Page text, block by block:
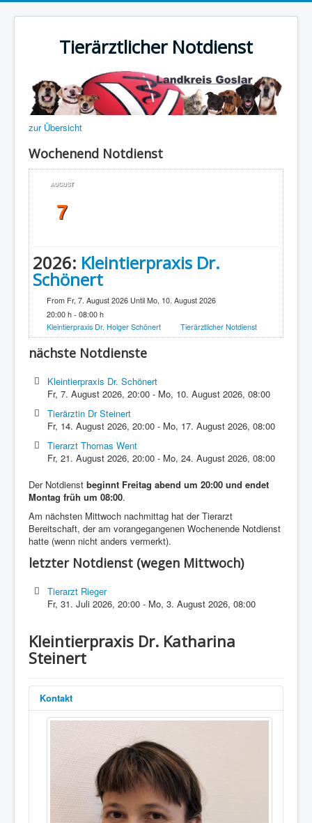
Tierärztlicher Notdienst
zur Übersicht
Wochenend Notdienst
AUGUST
7
2026: Kleintierpraxis Dr.
Schönert
From Fr, 7. August 2026 Until Mo, 10. August 2026
20:00 h - 08:00 h
Kleintierpraxis Dr. Holger Schönert
Tierärztlicher Notdienst
nächste Notdienste
Kleintierpraxis Dr. Schönert
Fr, 7. August 2026,20:00 - Mo, 10. August 2026,08:00
Tierärztin Dr Steinert
Fr, 14. August 2026,20:00 - Mo, 17. August 2026,08:00
Tierarzt Thomas Went
Fr, 21. August 2026,20:00 - Mo, 24. August 2026,08:00
Der Notdienst beginnt Freitag abend um 20:00 und endet
Montag früh um 08:00.
Am nächsten Mittwoch nachmittag hat der Tierarzt
Bereitschaft, der am vorangegangenen Wochenende Notdienst
hatte (wenn nicht anders vermerkt).
letzter Notdienst (wegen Mittwoch)
Tierarzt Rieger
Fr, 31. Juli 2026,20:00 - Mo, 3. August 2026,08:00
Kleintierpraxis Dr. Katharina
Steinert
Kontakt